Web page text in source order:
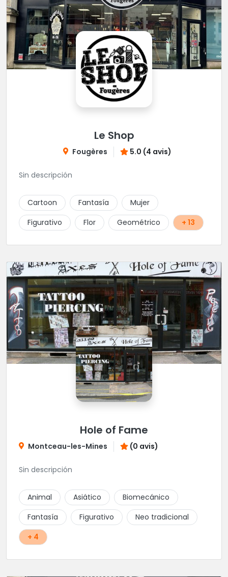
Le Shop
Fougères 5.0 (4 avis)
Sin descripción
Cartoon Fantasía
Mujer
Figurativo
Flor Geométrico + 13
Hole of Fame
Montceau-les-Mines (0 avis)
Sin descripción
Animal Asiático
Biomecánico
Fantasía
Figurativo
Neo tradicional
+ 4